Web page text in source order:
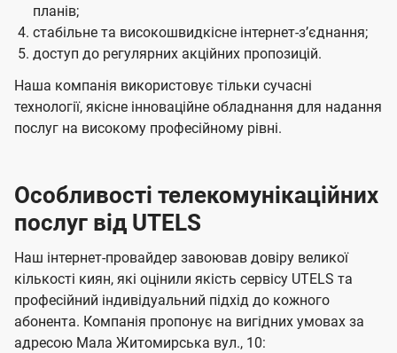
планів;
стабільне та високошвидкісне інтернет-зʼєднання;
доступ до регулярних акційних пропозицій.
Наша компанія використовує тільки сучасні
технології, якісне інноваційне обладнання для надання
послуг на високому професійному рівні.
Особливості телекомунікаційних
послуг від UTELS
Наш інтернет-провайдер завоював довіру великої
кількості киян, які оцінили якість сервісу UTELS та
професійний індивідуальний підхід до кожного
абонента. Компанія пропонує на вигідних умовах за
адресою Мала Житомирська вул., 10: